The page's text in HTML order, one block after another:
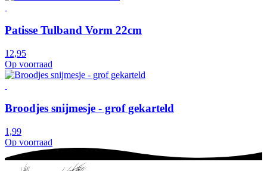
Patisse Tulband Vorm 22cm
12,95
Op voorraad
Broodjes snijmesje - grof gekarteld
1,99
Op voorraad